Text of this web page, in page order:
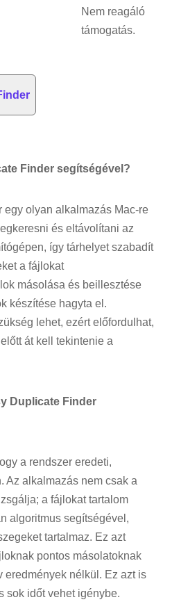
Nem reagáló
támogatás.
Finder segítségével?
olyan alkalmazás Mac-re
és eltávolítani az
így tárhelyet szabadít
a fájlokat
másolása és beillesztése
készítése hagyta el.
lehet, ezért előfordulhat,
át kell tekintenie a
Duplicate Finder
a rendszer eredeti,
Az alkalmazás nem csak a
a fájlokat tartalom
algoritmus segítségével,
tartalmaz. Ez azt
pontos másolatoknak
eredmények nélkül. Ez azt is
sok időt vehet igénybe.